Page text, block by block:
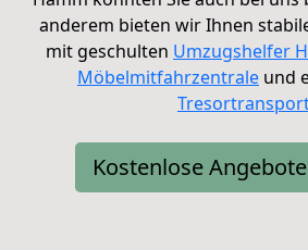
anderem bieten wir Ihnen
mit geschulten Umzugshelfer
Möbelmitfahrzentrale und
Kostenlose